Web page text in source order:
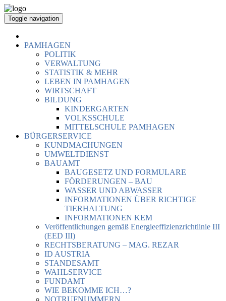
Toggle navigation
PAMHAGEN
POLITIK
VERWALTUNG
STATISTIK & MEHR
LEBEN IN PAMHAGEN
WIRTSCHAFT
BILDUNG
KINDERGARTEN
VOLKSSCHULE
MITTELSCHULE PAMHAGEN
BÜRGERSERVICE
KUNDMACHUNGEN
UMWELTDIENST
BAUAMT
BAUGESETZ UND FORMULARE
FÖRDERUNGEN – BAU
WASSER UND ABWASSER
INFORMATIONEN ÜBER RICHTIGE
TIERHALTUNG
INFORMATIONEN KEM
Veröffentlichungen gemäß Energieeffizienzrichtlinie III
(EED III)
RECHTSBERATUNG – MAG. REZAR
ID AUSTRIA
STANDESAMT
WAHLSERVICE
FUNDAMT
WIE BEKOMME ICH…?
NOTRUFNUMMERN